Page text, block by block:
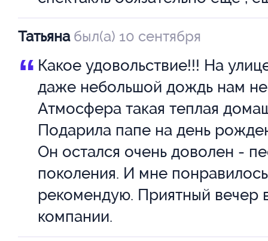
дна на всех.
Внимание!!!
Спектакль идет под
внутреннем дворе театра.
В случае плохой погоды,
недостижимой мечтой.
«Мама, я дворника люблю!
дворника пойду! Дворник без
риска
мигом сделает прописку. Вот
дворника люблю!»
И обязательно, жалостные,
душу: «Постой паровоз, не
Татьянабыл(а) 10 сентября
“ Какое удовольствие!!! На
даже небольшой дождь нам
Атмосфера такая теплая
Подарила папе на день
Он остался очень доволен -
поколения. И мне
рекомендую. Приятный вечер
компании.